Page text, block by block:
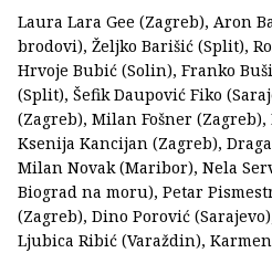
Laura Lara Gee (Zagreb), Aron
brodovi), Željko Barišić (Split),
Hrvoje Bubić (Solin), Franko
(Split), Šefik Daupović Fiko
(Zagreb), Milan Fošner (Zagreb),
Ksenija Kancijan (Zagreb),
Milan Novak (Maribor), Nela
Biograd na moru), Petar
(Zagreb), Dino Porović
Ljubica Ribić (Varaždin),